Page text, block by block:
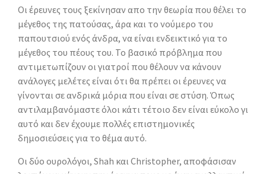
Οι έρευνες τους ξεκίνησαν απο την θεωρία που θέλει το
μέγεθος της πατούσας, άρα και το νούμερο του
παπουτσιού ενός άνδρα, να είναι ενδεικτικό για το
μέγεθος του πέους του. Το βασικό πρόβλημα που
αντιμετωπίζουν οι γιατροί που θέλουν να κάνουν
ανάλογες μελέτες είναι ότι θα πρέπει οι έρευνες να
γίνονται σε ανδρικά μόρια που είναι σε στύση. Όπως
αντιλαμβανόμαστε όλοι κάτι τέτοιο δεν είναι εύκολο γι
αυτό και δεν έχουμε πολλές επιστημονικές
δημοσιεύσεις για το θέμα αυτό.
Οι δύο ουρολόγοι, Shah και Christopher, αποφάσισαν